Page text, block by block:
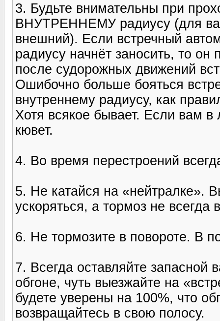
3. Будьте внимательны при
ВНУТРЕННЕМУ радиусу (для
внешний). Если встречный
радиусу начнёт заносить, то он
после судорожных движений
Ошибочно больше бояться
внутреннему радиусу, как
Хотя всякое бывает. Если вам
кювет.
4. Во время перестроений
5. Не катайся на «нейтралке».
ускоряться, а тормоз не всегда
6. Не тормозите в повороте. В
7. Всегда оставляйте запасной
обгоне, чуть выезжайте на
будете уверены на 100%, что
возвращайтесь в свою полосу.